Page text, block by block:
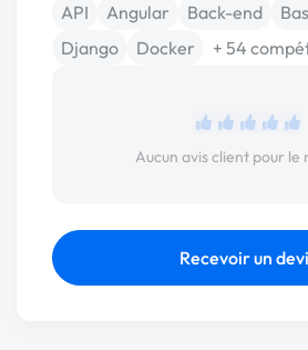
API Angular Back-end
Django
Docker + 54
Aucun avis client pour le
Recevoir un